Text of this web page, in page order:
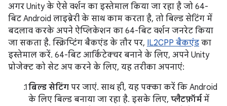
अगर Unity के ऐसे वर्शन का इस्तेमाल किया जा रहा है जो 64-
बिट Android लाइब्रेरी के साथ काम करता है, तो बिल्ड सेटिंग में
बदलाव करके अपने ऐप्लिकेशन का 64-बिट वर्शन जनरेट किया
जा सकता है. स्क्रिप्टिंग बैकएंड के तौर पर, IL2CPP बैकएंड का
इस्तेमाल करें. 64-बिट आर्किटेक्चर बनाने के लिए, अपने Unity
प्रोजेक्ट को सेट अप करने के लिए, यह तरीका अपनाएं:
बिल्ड सेटिंग पर जाएं. साथ ही, यह पक्का करें कि Android
के लिए बिल्ड बनाया जा रहा है. इसके लिए, प्लैटफ़ॉर्म में